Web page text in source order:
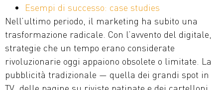
Esempi di successo: case studies
Nell’ultimo periodo, il marketing ha subito una
trasformazione radicale. Con l’avvento del digitale,
strategie che un tempo erano considerate
rivoluzionarie oggi appaiono obsolete o limitate. La
pubblicità tradizionale — quella dei grandi spot in